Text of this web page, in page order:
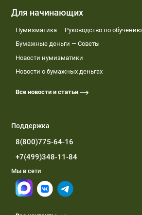
Для начинающих
Нумизматика — Руководство по обучению
Бумажные деньги — Советы
Новости нумизматики
Новости о бумажных деньгах
Все новости и статьи
Поддержка
8(800)775-64-16
+7(499)348-11-84
Мы в сети